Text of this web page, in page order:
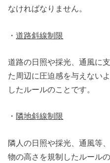
なければなりません。
・道路斜線制限
道路の日照や採光、通風に
た周辺に圧迫感を与えない
したルールのことです。
・ 隣地斜線制限
隣人の日照や採光、通風等
物の高さを規制したルールの